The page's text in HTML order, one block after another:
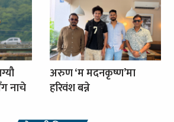
नाचे
अरुण ‘म मदनकृष्ण’मा
हरिवंश बन्ने